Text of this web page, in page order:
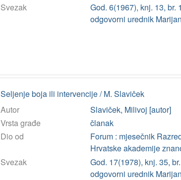
Svezak
God. 6(1967), knj. 13, br.
odgovorni urednik
Seljenje boja ili intervencije / M. Slaviček
Autor
Slaviček, Milivoj [autor]
Vrsta građe
članak
Dio od
Forum : mjesečnik
Hrvatske akademije
Svezak
God. 17(1978), knj. 35,
odgovorni urednik